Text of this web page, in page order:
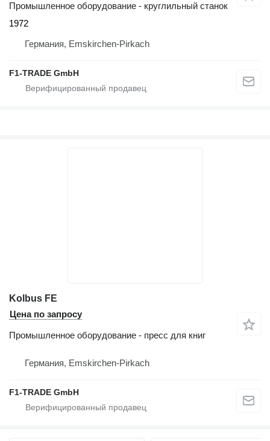
Промышленное оборудование - круглильный станок
1972
Германия, Emskirchen-Pirkach
F1-TRADE GmbH
Kolbus FE
Цена по запросу
Промышленное оборудование - пресс для книг
Германия, Emskirchen-Pirkach
F1-TRADE GmbH